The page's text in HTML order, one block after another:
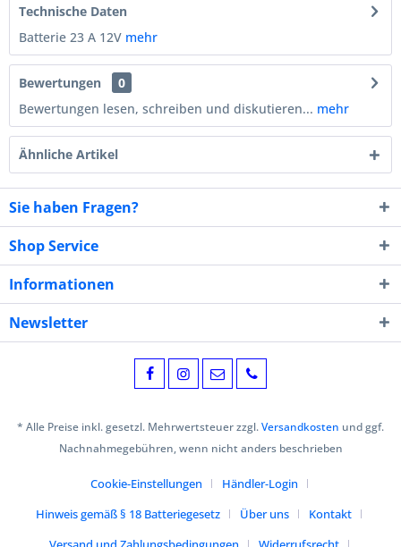
Technische Daten
Batterie 23 A 12V mehr
Bewertungen
0
Bewertungen lesen, schreiben und diskutieren... mehr
Ähnliche Artikel
Sie haben Fragen?
Shop Service
Informationen
Newsletter
* Alle Preise inkl. gesetzl. Mehrwertsteuer zzgl.Versandkosten und ggf.
Nachnahmegebühren, wenn nicht anders beschrieben
Cookie-Einstellungen
Händler-Login
Hinweis gemäß § 18 Batteriegesetz
Über uns
Kontakt